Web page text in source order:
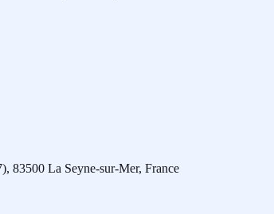
83500 La Seyne-sur-Mer, France